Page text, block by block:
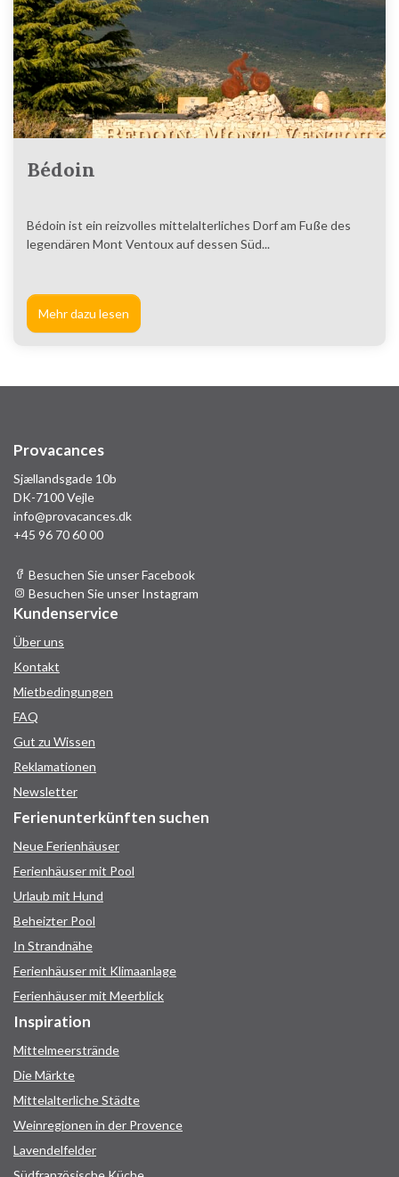
Bédoin
Bédoin ist ein reizvolles mittelalterliches Dorf am Fuße des
legendären Mont Ventoux auf dessen Süd...
Mehr dazu lesen
Provacances
Sjællandsgade 10b
DK-7100 Vejle
info@provacances.dk
+45 96 70 60 00
Besuchen Sie unser Facebook
Besuchen Sie unser Instagram
Kundenservice
Über uns
Kontakt
Mietbedingungen
FAQ
Gut zu Wissen
Reklamationen
Newsletter
Ferienunterkünften suchen
Neue Ferienhäuser
Ferienhäuser mit Pool
Urlaub mit Hund
Beheizter Pool
In Strandnähe
Ferienhäuser mit Klimaanlage
Ferienhäuser mit Meerblick
Inspiration
Mittelmeerstrände
Die Märkte
Mittelalterliche Städte
Weinregionen in der Provence
Lavendelfelder